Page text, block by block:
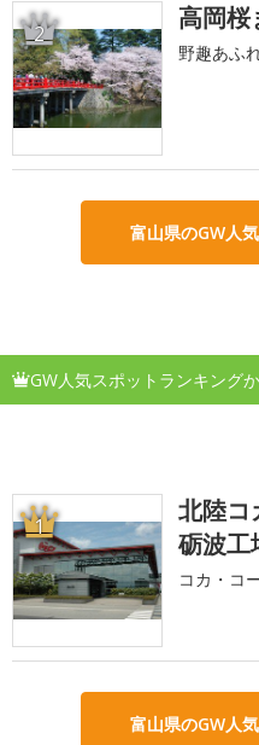
2 高岡桜
野趣あふ
富山県のGW人
GW人気スポットランキング
1
北陸コ
砺波工
コカ・コ
富山県のGW人